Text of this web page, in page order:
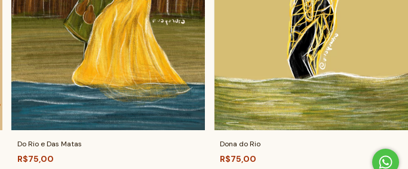
Do Rio e Das Matas
R$75,00
Dona do Rio
R$75,00